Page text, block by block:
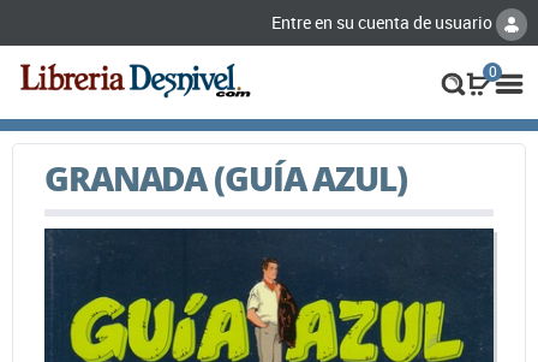
Entre en su cuenta de usuario
0
GRANADA (GUÍA AZUL)